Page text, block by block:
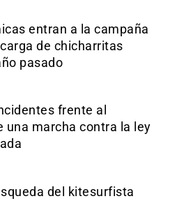
entran a la campaña
de chicharritas
pasado
frente al
una marcha contra la ley
del kitesurfista